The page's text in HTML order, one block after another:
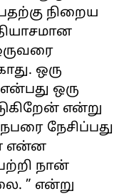
நிறைய
ஒரு
ஒரு
என்று
நேசிப்பது
என்ன
நான்
” என்று